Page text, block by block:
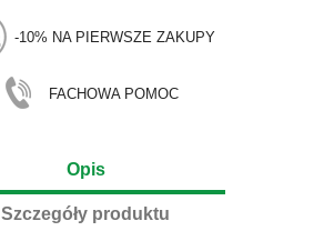
-10% NA PIERWSZE ZAKUPY
FACHOWA POMOC
Opis
Szczegóły produktu